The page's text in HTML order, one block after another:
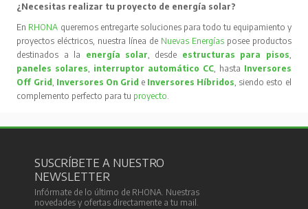
¿Necesitas realizar tu proyecto de energía solar?
En RHONA queremos entregarte soluciones para todo tu equipamiento y
proyectos eléctricos, nuestra línea de Nuevas Energíasposee productos
destinados a la energía solar , desde estructuras para pisos
paneles solares
interruptor automático CC, hasta Inversores
Off Grid Inversores On Grid e Inversores Híbridos , siendo esto el
complemento perfecto para tu proyecto
SUSCRÍBETE A NUESTRO
NEWSLETTER
Infórmate de lo último de RHONA. Nuestras
novedades y ofertas directamente a tu mail.